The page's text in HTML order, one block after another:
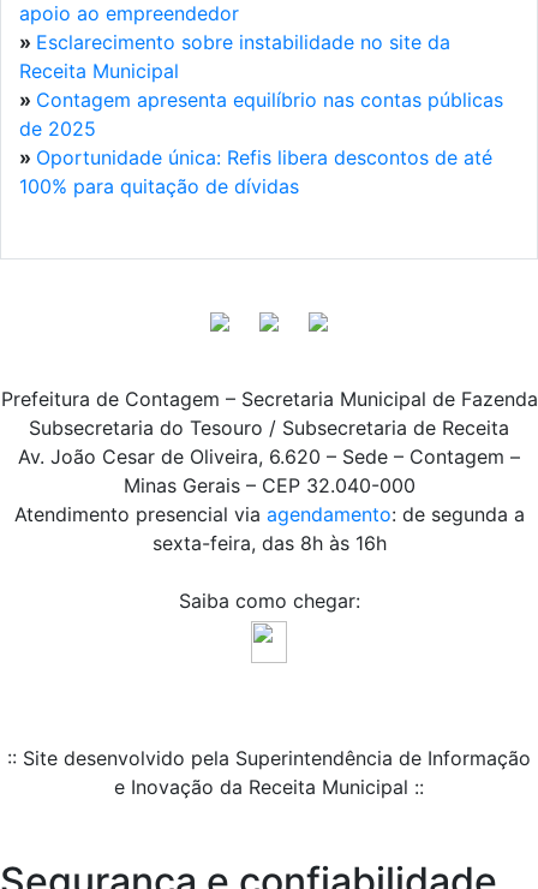
apoio ao empreendedor
» Esclarecimento sobre instabilidade no site da
Receita Municipal
» Contagem apresenta equilíbrio nas contas públicas
de 2025
» Oportunidade única: Refis libera descontos de até
100% para quitação de dívidas
Prefeitura de Contagem – Secretaria Municipal de Fazenda
Subsecretaria do Tesouro / Subsecretaria de Receita
Av. João Cesar de Oliveira, 6.620 – Sede – Contagem –
Minas Gerais – CEP 32.040-000
Atendimento presencial via agendamento: de segunda a
sexta-feira, das 8h às 16h
Saiba como chegar:
:: Site desenvolvido pela Superintendência de Informação
e Inovação da Receita Municipal ::